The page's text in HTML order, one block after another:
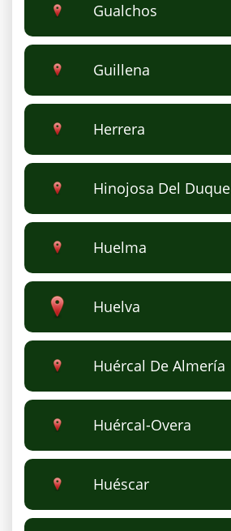
Gualchos
Guillena
Herrera
Hinojosa Del Duque
Huelma
Huelva
Huércal De Almería
Huércal-Overa
Huéscar